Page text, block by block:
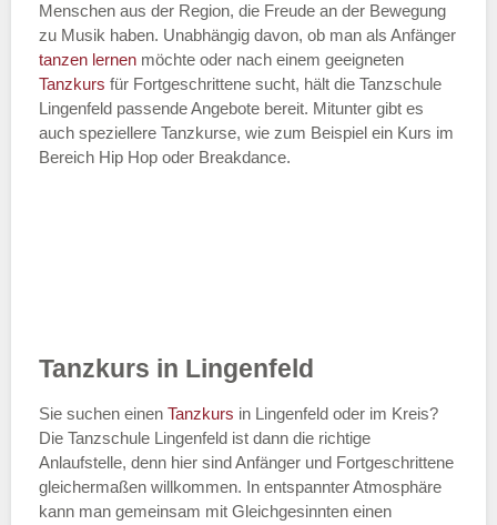
Menschen aus der Region, die Freude an der Bewegung
zu Musik haben. Unabhängig davon, ob man als Anfänger
tanzen lernen möchte oder nach einem geeigneten
Tanzkurs für Fortgeschrittene sucht, hält die Tanzschule
Lingenfeld passende Angebote bereit. Mitunter gibt es
auch speziellere Tanzkurse, wie zum Beispiel ein Kurs im
Bereich Hip Hop oder Breakdance.
Tanzkurs in Lingenfeld
Sie suchen einen Tanzkurs in Lingenfeld oder im Kreis?
Die Tanzschule Lingenfeld ist dann die richtige
Anlaufstelle, denn hier sind Anfänger und Fortgeschrittene
gleichermaßen willkommen. In entspannter Atmosphäre
kann man gemeinsam mit Gleichgesinnten einen